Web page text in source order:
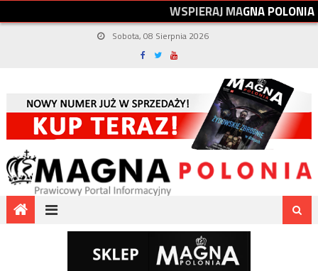
WSPIERAJMAGNAPOLONIA
Sobota, 08 Sierpnia 2026